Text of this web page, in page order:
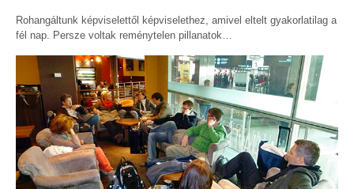
Rohangáltunk képviselettől képviselethez, amivel eltelt gyakorlatilag a
fél nap. Persze voltak reménytelen pillanatok…